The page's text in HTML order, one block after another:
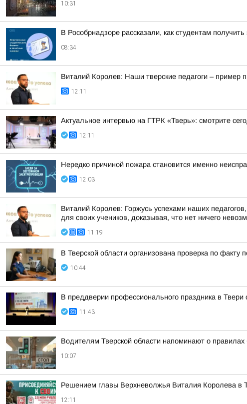
10:31
В Рособрнадзоре рассказали, как студентам
08:34
Виталий Королев: Наши тверские педагоги – пример
12:11
Актуальное интервью на ГТРК «Тверь»: смотрите
12:11
Нередко причиной пожара становится именно
12:03
Виталий Королев: Горжусь успехами наших
для своих учеников, доказывая, что нет ничего
11:19
В Тверской области организована проверка по
10:44
В преддверии профессионального праздника в
11:43
Водителям Тверской области напоминают о правилах
10:07
Решением главы Верхневолжья Виталия Королева в
12:11